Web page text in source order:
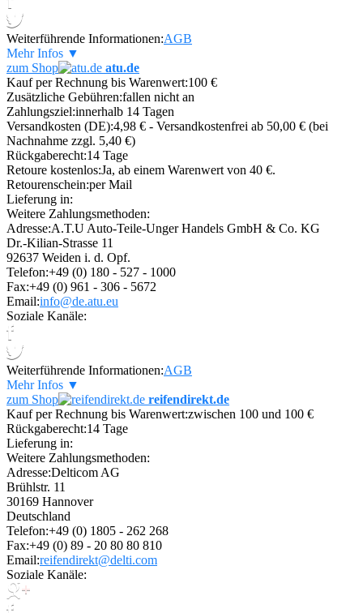
Weiterführende Informationen:AGB
Mehr Infos ▼
zum Shop
atu.de
Kauf per Rechnung bis Warenwert:100 €
Zusätzliche Gebühren:fallen nicht an
Zahlungsziel:innerhalb 14 Tagen
Versandkosten (DE):4,98 € - Versandkostenfrei ab 50,00 € (bei
Nachnahme zzgl. 5,40 €)
Rückgaberecht:14 Tage
Retoure kostenlos:Ja, ab einem Warenwert von 40 €.
Retourenschein:per Mail
Lieferung in:
Weitere Zahlungsmethoden:
Adresse:A.T.U Auto-Teile-Unger Handels GmbH & Co. KG
Dr.-Kilian-Strasse 11
92637 Weiden i. d. Opf.
Telefon:+49 (0) 180 - 527 - 1000
Fax:+49 (0) 961 - 306 - 5672
Email:info@de.atu.eu
Soziale Kanäle:
Weiterführende Informationen:AGB
Mehr Infos ▼
zum Shop
reifendirekt.de
Kauf per Rechnung bis Warenwert:zwischen 100 und 100 €
Rückgaberecht:14 Tage
Lieferung in:
Weitere Zahlungsmethoden:
Adresse:Delticom AG
Brühlstr. 11
30169 Hannover
Deutschland
Telefon:+49 (0) 1805 - 262 268
Fax:+49 (0) 89 - 20 80 80 810
Email:reifendirekt@delti.com
Soziale Kanäle: